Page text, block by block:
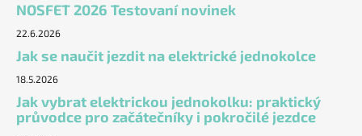
NOSFET 2026 Testovaní novinek
22.6.2026
Jak se naučit jezdit na elektrické jednokolce
18.5.2026
Jak vybrat elektrickou jednokolku: praktický
průvodce pro začátečníky i pokročilé jezdce